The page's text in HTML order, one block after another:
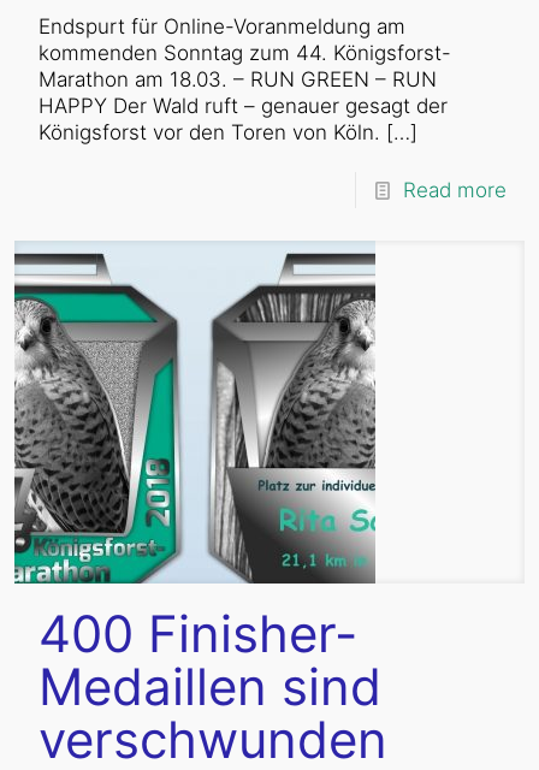
Endspurt für Online-Voranmeldung am
kommenden Sonntag zum 44. Königsforst-
Marathon am 18.03. – RUN GREEN – RUN
HAPPY Der Wald ruft – genauer gesagt der
Königsforst vor den Toren von Köln. […]
Read more
400 Finisher-
Medaillen sind
verschwunden